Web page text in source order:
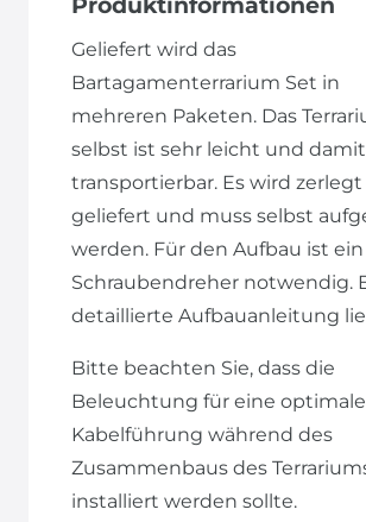
Produktinformationen
Geliefert wird das
Bartagamenterrarium Set in
mehreren Paketen. Das
selbst ist sehr leicht und
transportierbar. Es wird zerlegt
geliefert und muss selbst
werden. Für den Aufbau ist ein
Schraubendreher notwendig.
detaillierte Aufbauanleitung
Bitte beachten Sie, dass die
Beleuchtung für eine optimale
Kabelführung während des
Zusammenbaus des
installiert werden sollte.